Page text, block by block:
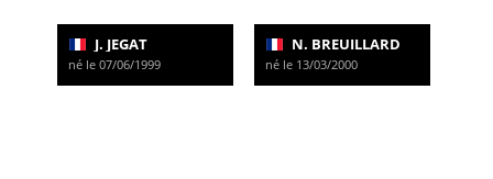
J. JEGAT
né le 07/06/1999
N. BREUILLARD
né le 13/03/2000